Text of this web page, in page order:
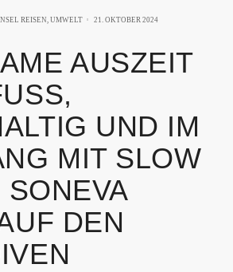
REISEN, UMWELT 21. OKTOBER 2024
AUSZEIT
N
UND IM E
MIT SLOW L
F
DEN M